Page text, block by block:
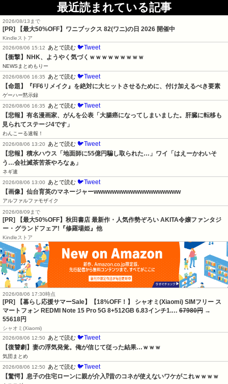
最近読まれている記事
2026/08/13まで
[PR] 【最大50%OFF】ワニブックス 82(ワニ)の日 2026 開催中
Kindleストア
2026/08/06 15:12
あとで読む 🐦Tweet
【衝撃】NHK、ようやく気づくｗｗｗｗｗｗｗｗｗ
NEWSまとめもりー
2026/08/06 16:35
あとで読む 🐦Tweet
【命題】『FF6リメイク』を絶対に大ヒットさせるために、付け加えるべき要素
ゲーハー黙示録
2026/08/06 16:35
あとで読む 🐦Tweet
【悲報】有名漫画家、がんを公表「大腸癌になってしまいました。肝臓に転移も
見られてステージ4です」
わんこーる速報！
2026/08/06 13:20
あとで読む 🐦Tweet
【悲報】積水ハウス「地面師に55億円騙し取られた…」ワイ「はえーかわいそ
う…会社滅茶苦茶やろなぁ」
ネギ速
2026/08/06 13:00
あとで読む 🐦Tweet
【画像】仙台育英のマネージャーwwwwwwwwwwwwwwwwwww
アルファルファモザイク
2026/08/09まで
[PR] 【最大50%OFF】秋田書店 最新作・人気作勢ぞろい AKITA令嬢ファンタジ
ー・グランドフェア!『修羅場姫』他
Kindleストア
2026/08/06 17:30時点
[PR] 【暮らし応援サマーSale】【18%OFF！】 シャオミ(Xiaomi) SIMフリー ス
マートフォン REDMI Note 15 Pro 5G 8+512GB 6.83インチ1.… 67980円 →
55618円
シャオミ(Xiaomi)
2026/08/06 12:50
あとで読む 🐦Tweet
【復讐劇】妻の浮気発覚。俺が信じて従った結果…ｗｗｗ
気団まとめ
2026/08/06 12:50
あとで読む 🐦Tweet
【驚愕】息子の住宅ローンに親が介入⁉昔のコネが使えないワケがこれｗｗｗｗ